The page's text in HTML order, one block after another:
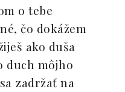
o tebe
čo dokážem
ako duša
duch môjho
zadržať na